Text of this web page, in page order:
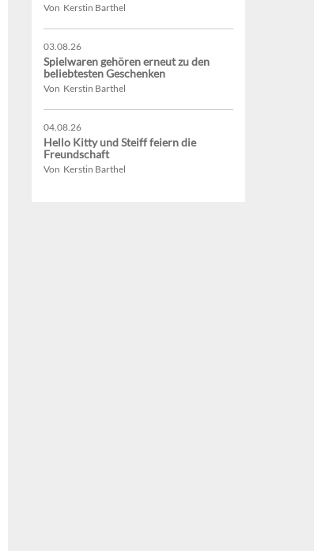
Von Kerstin Barthel
03.08.26
Spielwaren gehören erneut zu den
beliebtesten Geschenken
Von Kerstin Barthel
04.08.26
Hello Kitty und Steiff feiern die
Freundschaft
Von Kerstin Barthel